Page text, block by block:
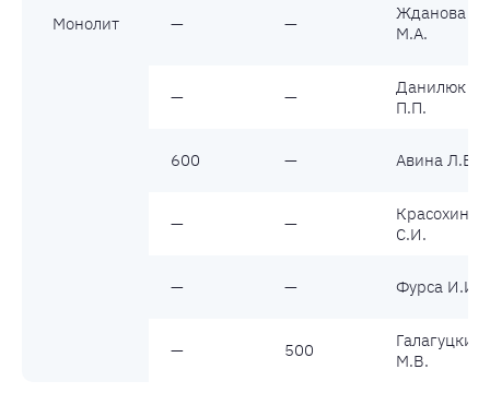
Монолит — —
Жданова
М.А.
— —
Данилюк
П.П.
600 — Авина Л.В.
— —
Красохина
С.И.
— — Фурса И.И.
— 500
Галагуцкий
М.В.